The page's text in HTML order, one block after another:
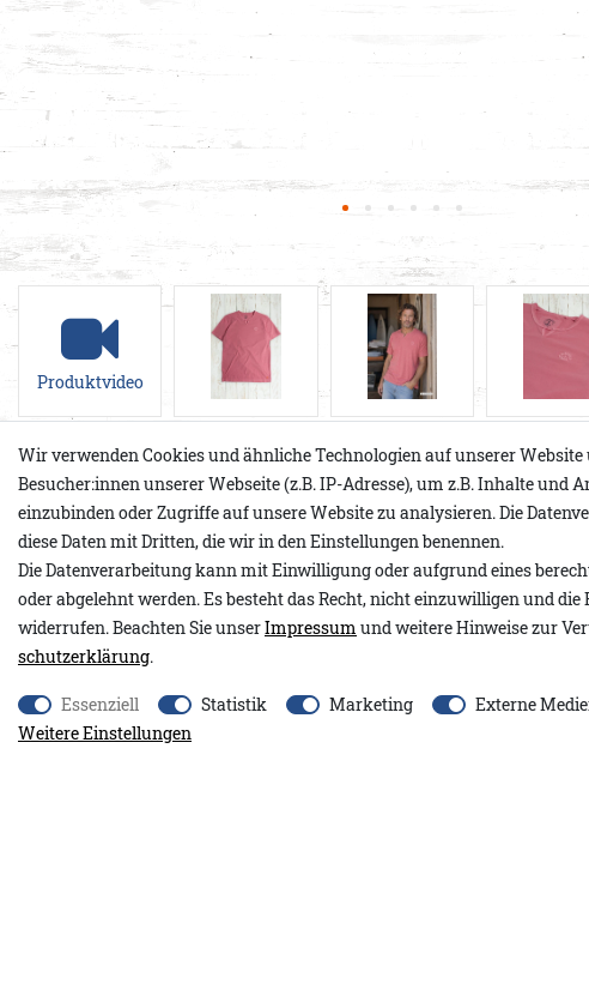
Produktvideo
Produktdetails
Unser Benedikt ist der perfekte Begleiter für alle, die puren, zeitlosen
gewaschenem Frische Tanne oder gewaschenem Korallenriff
seine puristische, klare Linie und einen lässigen Regular Fit. Der
offenen Kanten an den Saumabschlüssen und die seitlichen Schlitze
authentischen Vintage-Look und maximale Bewegungsfreiheit. Das
Wir verwenden Cookies und ähnliche Technologien auf unserer
Besucher:innen unserer Webseite (z.B. IP-Adresse), um z.B. Inhalte
einzubinden oder Zugriffe auf unsere Website zu analysieren. Die
diese Daten mit Dritten, die wir in den Einstellungen benennen.
Die Datenverarbeitung kann mit Einwilligung oder aufgrund eines
oder abgelehnt werden. Es besteht das Recht, nicht einzuwilligen und
widerrufen. Beachten Sie unserImpressum und weitere Hinweise zur
schutz­erklärung.
Essenziell Statistik Marketing Externe
Weitere Einstellungen